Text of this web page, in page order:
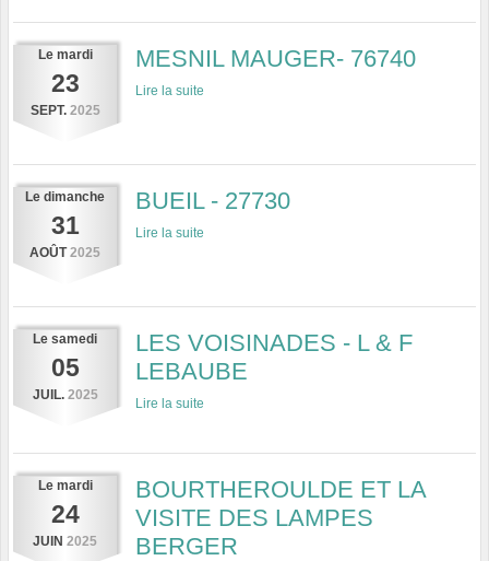
Le mardi
23
SEPT. 2025
MESNIL MAUGER- 76740
Lire la suite
Le dimanche
31
AOÛT 2025
BUEIL - 27730
Lire la suite
Le samedi
05
JUIL. 2025
LES VOISINADES - L & F
LEBAUBE
Lire la suite
Le mardi
24
JUIN 2025
BOURTHEROULDE ET LA
VISITE DES LAMPES
BERGER